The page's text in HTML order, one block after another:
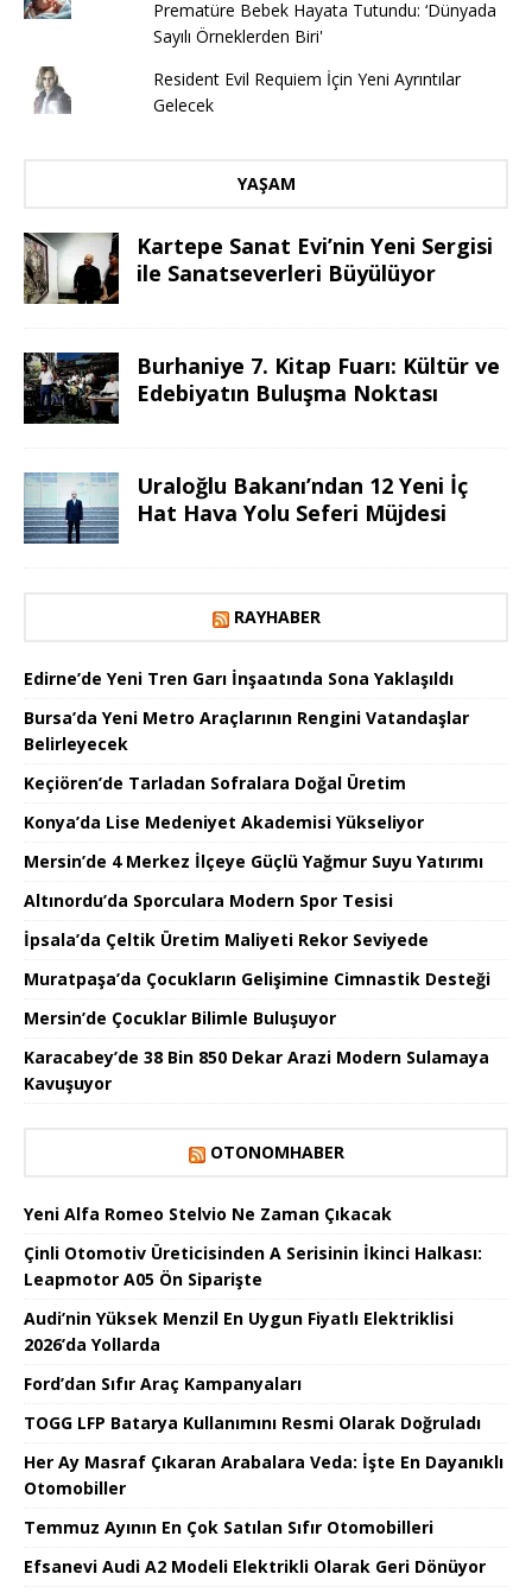
Prematüre Bebek Hayata Tutundu: ‘Dünyada
Sayılı Örneklerden Biri'
Resident Evil Requiem İçin Yeni Ayrıntılar
Gelecek
YAŞAM
Kartepe Sanat Evi’nin Yeni Sergisi
ile Sanatseverleri Büyülüyor
Burhaniye 7. Kitap Fuarı: Kültür ve
Edebiyatın Buluşma Noktası
Uraloğlu Bakanı’ndan 12 Yeni İç
Hat Hava Yolu Seferi Müjdesi
RAYHABER
Edirne’de Yeni Tren Garı İnşaatında Sona Yaklaşıldı
Bursa’da Yeni Metro Araçlarının Rengini Vatandaşlar
Belirleyecek
Keçiören’de Tarladan Sofralara Doğal Üretim
Konya’da Lise Medeniyet Akademisi Yükseliyor
Mersin’de 4 Merkez İlçeye Güçlü Yağmur Suyu Yatırımı
Altınordu’da Sporculara Modern Spor Tesisi
İpsala’da Çeltik Üretim Maliyeti Rekor Seviyede
Muratpaşa’da Çocukların Gelişimine Cimnastik Desteği
Mersin’de Çocuklar Bilimle Buluşuyor
Karacabey’de 38 Bin 850 Dekar Arazi Modern Sulamaya
Kavuşuyor
OTONOMHABER
Yeni Alfa Romeo Stelvio Ne Zaman Çıkacak
Çinli Otomotiv Üreticisinden A Serisinin İkinci Halkası:
Leapmotor A05 Ön Siparişte
Audi’nin Yüksek Menzil En Uygun Fiyatlı Elektriklisi
2026’da Yollarda
Ford’dan Sıfır Araç Kampanyaları
TOGG LFP Batarya Kullanımını Resmi Olarak Doğruladı
Her Ay Masraf Çıkaran Arabalara Veda: İşte En Dayanıklı
Otomobiller
Temmuz Ayının En Çok Satılan Sıfır Otomobilleri
Efsanevi Audi A2 Modeli Elektrikli Olarak Geri Dönüyor